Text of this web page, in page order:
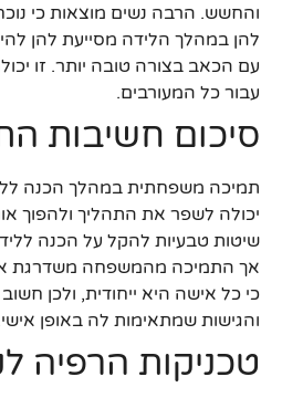
והחשש. הרבה נשים מוצאות כי
להן במהלך הלידה מסייעת להן
עם הכאב בצורה טובה יותר. זו
עבור כל המעורבים.
סיכום חשיבות
תמיכה משפחתית במהלך הכנה
יכולה לשפר את התהליך ולהפוך
שיטות טבעיות להקל על הכנה
אך התמיכה מהמשפחה משדרגת את
כי כל אישה היא ייחודית, ולכן
והגישות שמתאימות לה באופן
טכניקות הרפיה